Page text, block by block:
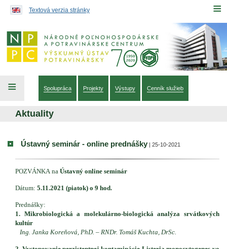
≡
Textová verzia stránky
≡ Spolupráca Projekty Výstupy Cenník služieb
Aktuality
Ústavný seminár - online prednášky | 25-10-2021
POZVÁNKA na Ústavný online seminár
Dátum: 5.11.2021 (piatok) o 9 hod.
Prednášky:
1. Mikrobiologická a molekulárno-biologická analýza srvátkových
kultúr
Ing. Janka Koreňová, PhD. – RNDr. Tomáš Kuchta, DrSc.